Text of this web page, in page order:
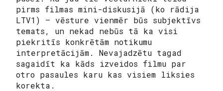
pirms filmas mini-diskusijā (ko rādija
LTV1) – vēsture vienmēr būs subjektīvs
temats, un nekad nebūs tā ka visi
piekritīs konkrētām notikumu
interpretācijām. Nevajadzētu tagad
sagaidīt ka kāds izveidos filmu par
otro pasaules karu kas visiem liksies
korekta.